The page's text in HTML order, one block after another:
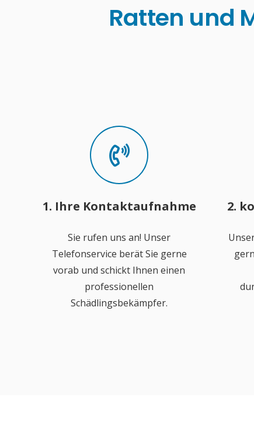
Ratten und
1. Ihre Kontaktaufnahme
Sie rufen uns an! Unser
Telefonservice berät Sie gerne
vorab und schickt Ihnen einen
professionellen
Schädlingsbekämpfer.
2.